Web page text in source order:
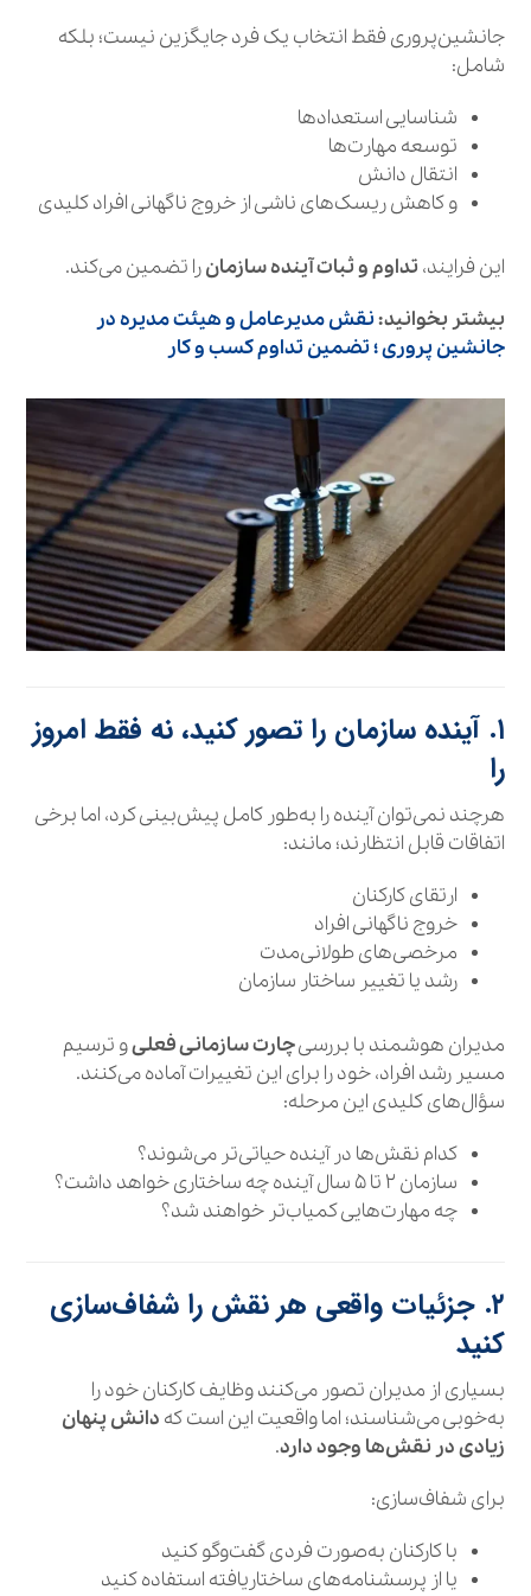
جانشین‌پروری فقط انتخاب یک فرد جایگزین نیست؛ بلکه
شامل:
شناسایی استعدادها
توسعه مهارت‌ها
انتقال دانش
و کاهش ریسک‌های ناشی از خروج ناگهانی افراد کلیدی
این فرایند، تداوم و ثبات آینده سازمانرا تضمین می‌کند.
بیشتر بخوانید:نقش مدیرعامل و هیئت‌ مدیره در
جانشین‌ پروری ؛ تضمین تداوم کسب‌ و کار
۱. آینده سازمان را تصور کنید، نه فقط امروز
را
هرچند نمی‌توان آینده را به‌طور کامل پیش‌بینی کرد، اما برخی
اتفاقات قابل انتظارند؛ مانند:
ارتقای کارکنان
خروج ناگهانی افراد
مرخصی‌های طولانی‌مدت
رشد یا تغییر ساختار سازمان
مدیران هوشمند با بررسیچارت سازمانی فعلیو ترسیم
مسیر رشد افراد، خود را برای این تغییرات آماده می‌کنند.
سؤال‌های کلیدی این مرحله:
کدام نقش‌ها در آینده حیاتی‌تر می‌شوند؟
سازمان ۲ تا ۵ سال آینده چه ساختاری خواهد داشت؟
چه مهارت‌هایی کمیاب‌تر خواهند شد؟
۲. جزئیات واقعی هر نقش را شفاف‌سازی
کنید
بسیاری از مدیران تصور می‌کنند وظایف کارکنان خود را
به‌خوبی می‌شناسند؛ اما واقعیت این است که دانش پنهان
زیادی در نقش‌ها وجود دارد.
برای شفاف‌سازی:
با کارکنان به‌صورت فردی گفت‌وگو کنید
یا از پرسشنامه‌های ساختاریافته استفاده کنید